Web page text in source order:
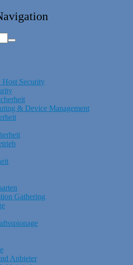
Security
& Device Management
Gathering
Anbieter